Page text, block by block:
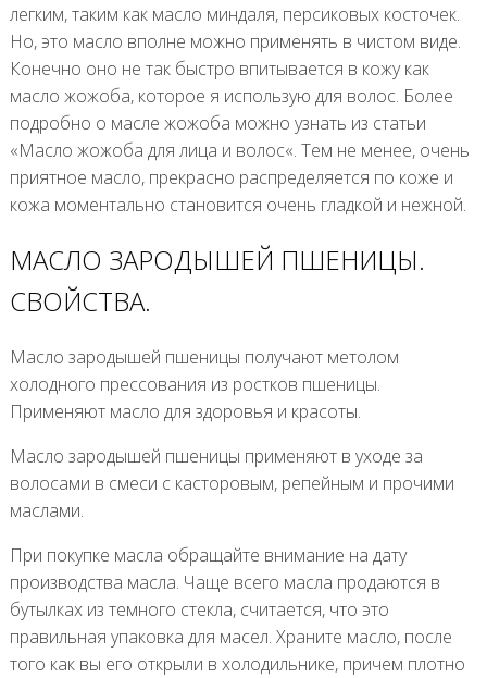
легким, таким как масло миндаля, персиковых косточек.
Но, это масло вполне можно применять в чистом виде.
Конечно оно не так быстро впитывается в кожу как
масло жожоба, которое я использую для волос. Более
подробно о масле жожоба можно узнать из статьи
«Масло жожоба для лица и волос«. Тем не менее, очень
приятное масло, прекрасно распределяется по коже и
кожа моментально становится очень гладкой и нежной.
МАСЛО ЗАРОДЫШЕЙ ПШЕНИЦЫ.
СВОЙСТВА.
Масло зародышей пшеницы получают метолом
холодного прессования из ростков пшеницы.
Применяют масло для здоровья и красоты.
Масло зародышей пшеницы применяют в уходе за
волосами в смеси с касторовым, репейным и прочими
маслами.
При покупке масла обращайте внимание на дату
производства масла. Чаще всего масла продаются в
бутылках из темного стекла, считается, что это
правильная упаковка для масел. Храните масло, после
того как вы его открыли в холодильнике, причем плотно